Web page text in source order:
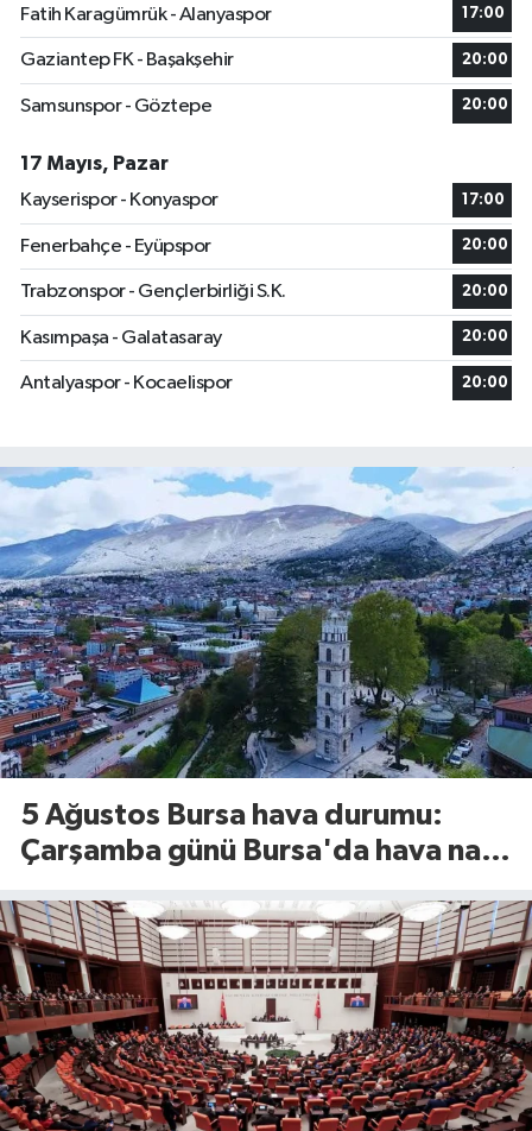
Fatih Karagümrük - Alanyaspor
17:00
Gaziantep FK - Başakşehir 20:00
Samsunspor - Göztepe 20:00
17 Mayıs, Pazar
Kayserispor - Konyaspor
17:00
Fenerbahçe - Eyüpspor 20:00
Trabzonspor - Gençlerbirliği S.K. 20:00
Kasımpaşa - Galatasaray 20:00
Antalyaspor - Kocaelispor 20:00
5 Ağustos Bursa hava durumu:
Çarşamba günü Bursa'da hava nasıl